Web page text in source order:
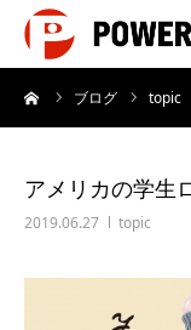
ブログ topic
アメリカの学生
2019.06.27 topic
サービス
制作料金